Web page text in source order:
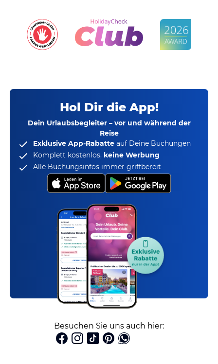
Hol Dir die App!
Dein Urlaubsbegleiter – vor und während der
Reise
Exklusive App-Rabatte auf Deine Buchungen
Komplett kostenlos, keine Werbung
Alle Buchungsinfos immer griffbereit
Besuchen Sie uns auch hier: